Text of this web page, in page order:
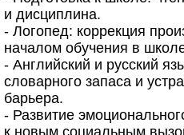
и дисциплина.
- Логопед: коррекция
началом обучения в
- Английский и русский
словарного запаса и
барьера.
- Развитие
к новым социальным